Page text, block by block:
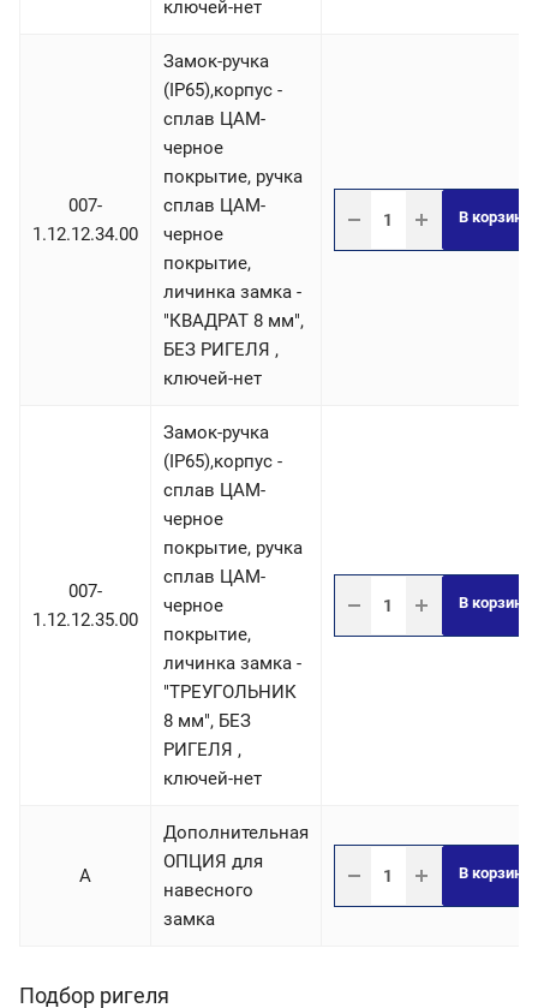
ключей-нет
007-
1.12.12.34.00
Замок-ручка
(IP65),корпус -
сплав ЦАМ-
черное
покрытие, ручка
сплав ЦАМ-
черное
покрытие,
личинка замка -
"КВАДРАТ 8 мм",
БЕЗ РИГЕЛЯ ,
ключей-нет
В корзину
007-
1.12.12.35.00
Замок-ручка
(IP65),корпус -
сплав ЦАМ-
черное
покрытие, ручка
сплав ЦАМ-
черное
покрытие,
личинка замка -
"ТРЕУГОЛЬНИК
8 мм", БЕЗ
РИГЕЛЯ ,
ключей-нет
В корзину
A
Дополнительная
ОПЦИЯ для
навесного
замка
В корзину
Подбор ригеля